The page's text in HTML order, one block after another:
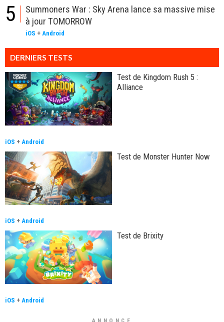
5
Summoners War : Sky Arena lance sa massive mise
à jour TOMORROW
iOS + Android
DERNIERS TESTS
Test de Kingdom Rush 5 :
Alliance
iOS + Android
Test de Monster Hunter Now
iOS + Android
Test de Brixity
iOS + Android